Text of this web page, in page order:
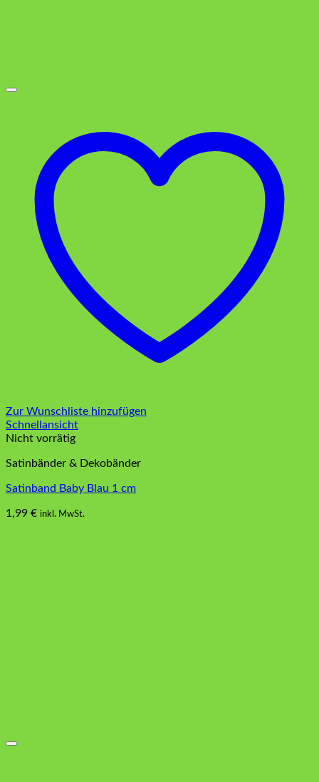
Zur Wunschliste hinzufügen
Schnellansicht
Nicht vorrätig
Satinbänder & Dekobänder
Satinband Baby Blau 1 cm
1,99 € inkl. MwSt.